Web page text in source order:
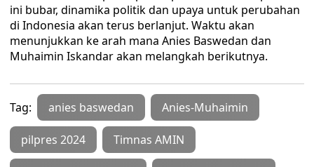
ini bubar, dinamika politik dan upaya untuk perubahan
di Indonesia akan terus berlanjut. Waktu akan
menunjukkan ke arah mana Anies Baswedan dan
Muhaimin Iskandar akan melangkah berikutnya.
Tag: anies baswedan Anies-Muhaimin
pilpres 2024 Timnas AMIN